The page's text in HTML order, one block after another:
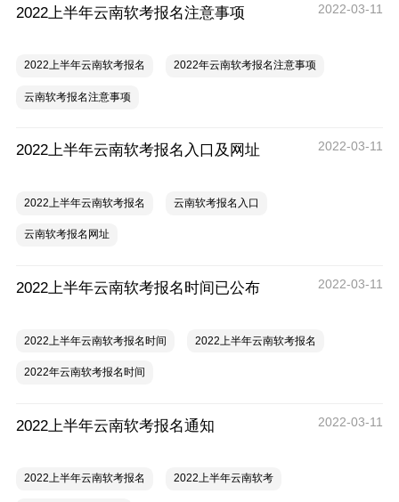
2022上半年云南软考报名注意事项 2022-03-11
2022上半年云南软考报名 2022年云南软考报名注意事项
云南软考报名注意事项
2022上半年云南软考报名入口及网址 2022-03-11
2022上半年云南软考报名 云南软考报名入口
云南软考报名网址
2022上半年云南软考报名时间已公布 2022-03-11
2022上半年云南软考报名时间 2022上半年云南软考报名
2022年云南软考报名时间
2022上半年云南软考报名通知 2022-03-11
2022上半年云南软考报名 2022上半年云南软考